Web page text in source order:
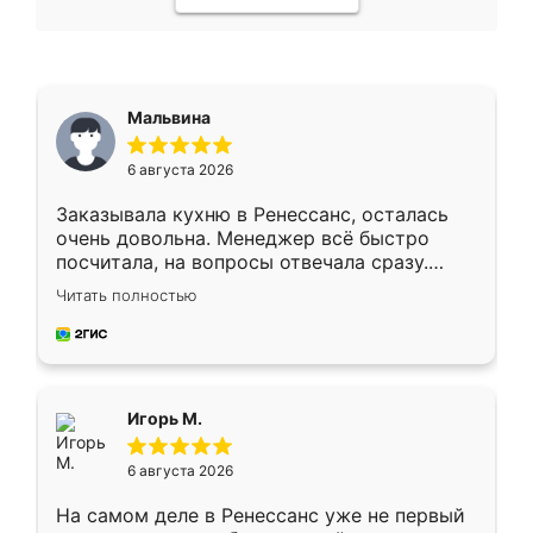
Мальвина
6 августа 2026
Заказывала кухню в Ренессанс, осталась
очень довольна. Менеджер всё быстро
посчитала, на вопросы отвечала сразу.
Замерщик приехал в субботу, подошёл к
делу со всей ответственностью. Собрали
за день, ребята работали аккуратно, даже
Читать полностью
Игорь М.
6 августа 2026
На самом деле в Ренессанс уже не первый